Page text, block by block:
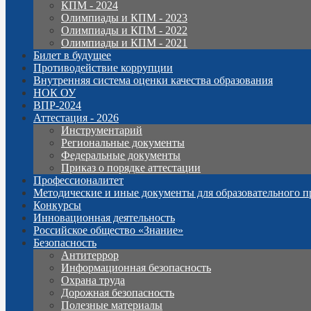
КПМ - 2024
Олимпиады и КПМ - 2023
Олимпиады и КПМ - 2022
Олимпиады и КПМ - 2021
Билет в будущее
Противодействие коррупции
Внутренняя система оценки качества образования
НОК ОУ
ВПР-2024
Аттестация - 2026
Инструментарий
Региональные документы
Федеральные документы
Приказ о порядке аттестации
Профессионалитет
Методические и иные документы для образовательного
Конкурсы
Инновационная деятельность
Российское общество «Знание»
Безопасность
Антитеррор
Информационная безопасность
Охрана труда
Дорожная безопасность
Полезные материалы